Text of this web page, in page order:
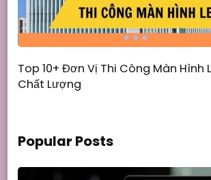
Top 10+ Đơn Vị Thi Công Màn Hình
Chất Lượng
Popular Posts